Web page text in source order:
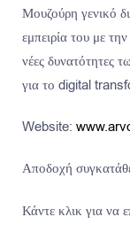
Μουζούρη γενικό
εμπειρία του με
νέες δυνατότητες
για το digital
Website:
Αποδοχή
Κάντε κλικ για να